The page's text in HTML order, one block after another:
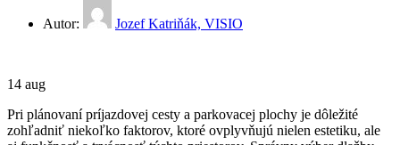
Autor: Jozef Katriňák, VISIO
14 aug
Pri plánovaní príjazdovej cesty a parkovacej plochy je dôležité
zohľadniť niekoľko faktorov, ktoré ovplyvňujú nielen estetiku, ale